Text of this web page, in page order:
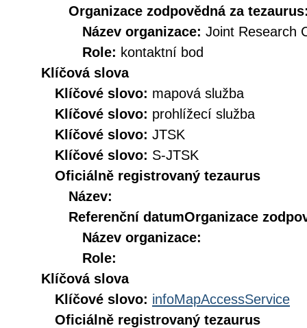
Organizace zodpovědná za
Název organizace: Joint Research
Role: kontaktní bod
Klíčová slova
Klíčové slovo: mapová služba
Klíčové slovo: prohlížecí služba
Klíčové slovo: JTSK
Klíčové slovo: S-JTSK
Oficiálně registrovaný tezaurus
Název:
Referenční datumOrganizace
Název organizace:
Role:
Klíčová slova
Klíčové slovo: infoMapAccessService
Oficiálně registrovaný tezaurus